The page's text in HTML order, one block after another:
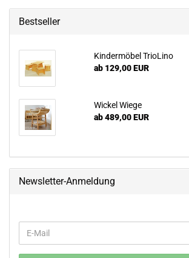
Bestseller
Kindermöbel TrioLino
ab 129,00 EUR
Wickel Wiege
ab 489,00 EUR
Newsletter-Anmeldung
ZUR
E-
Mail